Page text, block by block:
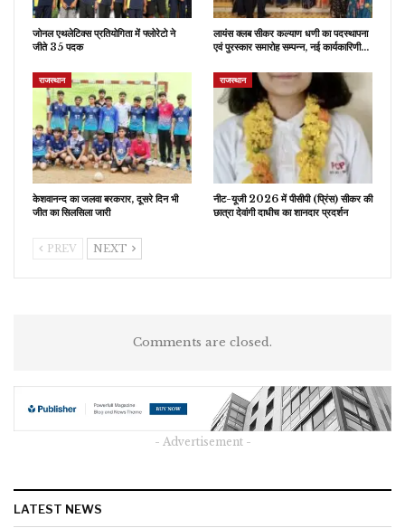
जोनल एथलेटिक्स प्रतियोगिता में फ्लोरेटो ने
जीते 35 पदक
लायंस क्लब सीकर कल्याण धणी का पदस्थापना
एवं पुरस्कार समारोह सम्पन्न, नई कार्यकारिणी…
राजस्थान
केशवानन्द का जलवा बरकरार, दूसरे दिन भी
जीत का सिलसिला जारी
राजस्थान
नीट-यूजी 2026 में पीसीपी (प्रिंस) सीकर की
छात्रा देवांगी दाधीच का शानदार प्रदर्शन
PREV NEXT
Comments are closed.
- Advertisement -
LATEST NEWS